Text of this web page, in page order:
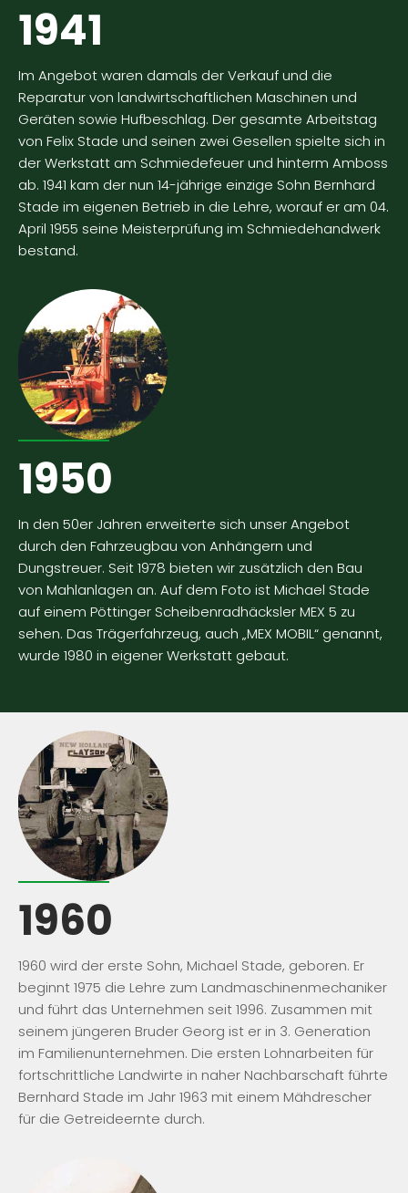
1941
Im Angebot waren damals der Verkauf und die
Reparatur von landwirtschaftlichen Maschinen und
Geräten sowie Hufbeschlag. Der gesamte Arbeitstag
von Felix Stade und seinen zwei Gesellen spielte sich in
der Werkstatt am Schmiedefeuer und hinterm Amboss
ab. 1941 kam der nun 14-jährige einzige Sohn Bernhard
Stade im eigenen Betrieb in die Lehre, worauf er am 04.
April 1955 seine Meisterprüfung im Schmiedehandwerk
bestand.
1950
In den 50er Jahren erweiterte sich unser Angebot
durch den Fahrzeugbau von Anhängern und
Dungstreuer. Seit 1978 bieten wir zusätzlich den Bau
von Mahlanlagen an. Auf dem Foto ist Michael Stade
auf einem Pöttinger Scheibenradhäcksler MEX 5 zu
sehen. Das Trägerfahrzeug, auch „MEX MOBIL“ genannt,
wurde 1980 in eigener Werkstatt gebaut.
1960
1960 wird der erste Sohn, Michael Stade, geboren. Er
beginnt 1975 die Lehre zum Landmaschinenmechaniker
und führt das Unternehmen seit 1996. Zusammen mit
seinem jüngeren Bruder Georg ist er in 3. Generation
im Familienunternehmen. Die ersten Lohnarbeiten für
fortschrittliche Landwirte in naher Nachbarschaft führte
Bernhard Stade im Jahr 1963 mit einem Mähdrescher
für die Getreideernte durch.